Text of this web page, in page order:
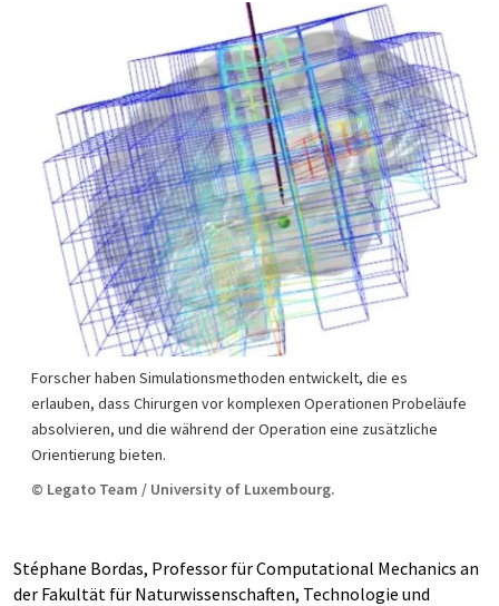
Forscher haben Simulationsmethoden entwickelt, die es
erlauben, dass Chirurgen vor komplexen Operationen Probeläufe
absolvieren, und die während der Operation eine zusätzliche
Orientierung bieten.
© Legato Team / University of Luxembourg.
Stéphane Bordas, Professor für Computational Mechanics an
der Fakultät für Naturwissenschaften, Technologie und